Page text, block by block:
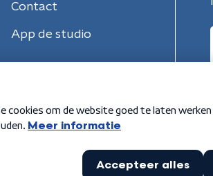
Contact
App de studio